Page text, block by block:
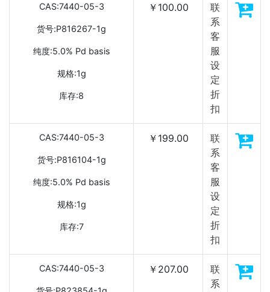
CAS:7440-05-3
货号:P816267-1g
纯度:5.0% Pd basis
规格:1g
库存:8
￥100.00
联
系
客
服
设
定
折
扣
CAS:7440-05-3
货号:P816104-1g
纯度:5.0% Pd basis
规格:1g
库存:7
￥199.00
联
系
客
服
设
定
折
扣
CAS:7440-05-3 ￥207.00
联
系